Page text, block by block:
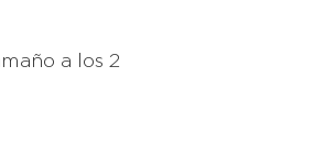
a los 2